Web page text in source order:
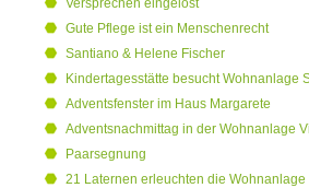
Versprechen eingelöst
Gute Pflege ist ein Menschenrecht
Santiano & Helene Fischer
Kindertagesstätte besucht Wohnanlage
Adventsfenster im Haus Margarete
Adventsnachmittag in der Wohnanlage
Paarsegnung
21 Laternen erleuchten die Wohnanlage